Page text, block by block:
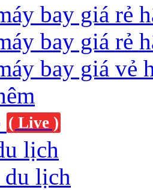
bay giá rẻ
bay giá rẻ
bay giá vẻ
( Live )
lịch
lịch